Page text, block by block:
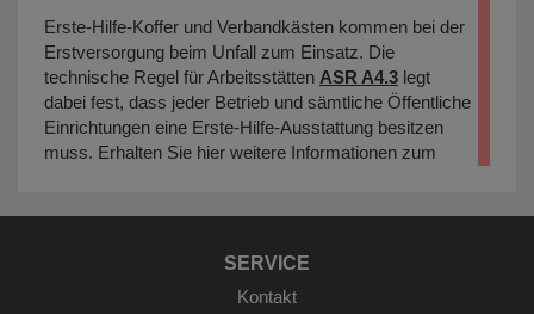
Erste-Hilfe-Koffer und Verbandkästen kommen bei der
Erstversorgung beim Unfall zum Einsatz. Die
technische Regel für Arbeitsstätten ASR A4.3 legt
dabei fest, dass jeder Betrieb und sämtliche Öffentliche
Einrichtungen eine Erste-Hilfe-Ausstattung besitzen
muss. Erhalten Sie hier weitere Informationen zum
Regeln und Normen, die die Erste-
SERVICE
Kontakt